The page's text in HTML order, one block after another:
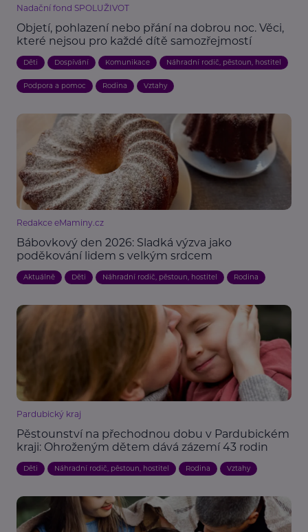
Nadační fond SPOLUŽIVOT
Objetí, pohlazení nebo přání na dobrou noc. Věci,
které nejsou pro každé dítě samozřejmostí
Děti Dospívání Komunikace Náhradní rodič, pěstoun, hostitel
Podpora a pomoc Rodina Vztahy
Redakce eMaminy.cz
Bábovkový den 2026: Sladká výzva jako
poděkování lidem s velkým srdcem
Aktuálně Děti Náhradní rodič, pěstoun, hostitel Rodina
Pardubický kraj
Pěstounství na přechodnou dobu v Pardubickém
kraji: Ohroženým dětem dává zázemí 43 rodin
Děti Náhradní rodič, pěstoun, hostitel Rodina Vztahy